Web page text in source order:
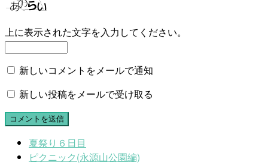
上に表示された文字を入力してください。
新しいコメントをメールで通知
新しい投稿をメールで受け取る
夏祭り６日目
ピクニック(永源山公園編)